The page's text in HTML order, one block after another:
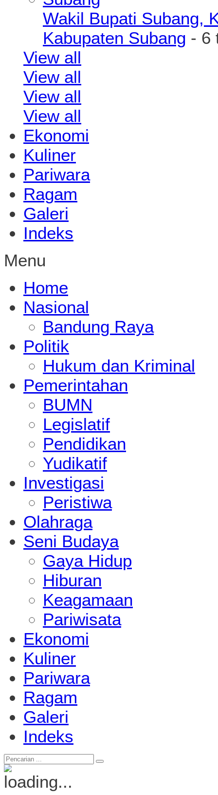
Wakil Bupati Subang,
Kabupaten Subang - 6
View all
View all
View all
View all
Ekonomi
Kuliner
Pariwara
Ragam
Galeri
Indeks
Menu
Home
Nasional
Bandung Raya
Politik
Hukum dan Kriminal
Pemerintahan
BUMN
Legislatif
Pendidikan
Yudikatif
Investigasi
Peristiwa
Olahraga
Seni Budaya
Gaya Hidup
Hiburan
Keagamaan
Pariwisata
Ekonomi
Kuliner
Pariwara
Ragam
Galeri
Indeks